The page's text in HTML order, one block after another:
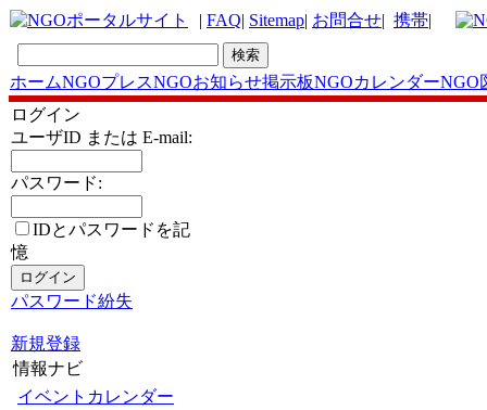
| FAQ| Sitemap| お問合せ| 携帯|
ホームNGOプレスNGOお知らせ掲示板NGOカレンダーNGO
ログイン
ユーザID または E-mail:
パスワード:
IDとパスワードを記
憶
パスワード紛失
新規登録
情報ナビ
イベントカレンダー